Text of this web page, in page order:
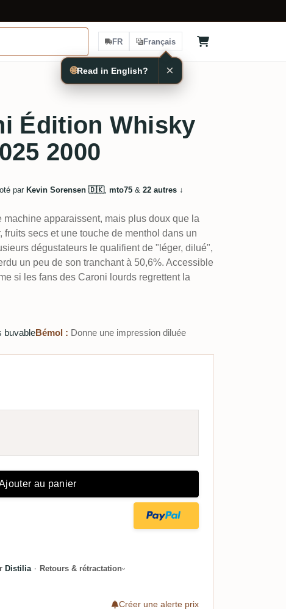
FR Français
Édition Whisky
2000
par Kevin Sorensen 🇩🇰, mto75& 22 autres↓
machine apparaissent, mais plus doux que la
secs et une touche de menthol dans un
dégustateurs le qualifient de "léger, dilué",
un peu de son tranchant à 50,6%. Accessible
si les fans des Caroni lourds regrettent la
buvableBémol : Donne une impression diluée
au panier
Distilia · Retours & rétractation
Créer une alerte prix
🌐Read in English? ×